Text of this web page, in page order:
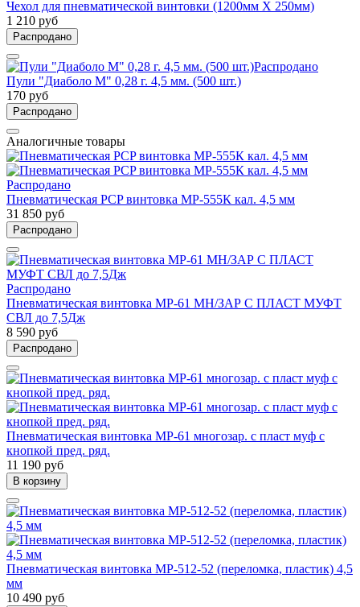
Чехол для пневматической винтовки (1200мм Х 250мм)
1 210 руб
Распродано
Распродано
Пули "Диаболо М" 0,28 г. 4,5 мм. (500 шт.)
170 руб
Распродано
Аналогичные товары
Распродано
Пневматическая PCP винтовка МР-555К кал. 4,5 мм
31 850 руб
Распродано
Распродано
Пневматическая винтовка МР-61 МН/ЗАР С ПЛАСТ МУФТ
СВЛ до 7,5Дж
8 590 руб
Распродано
Пневматическая винтовка МР-61 многозар. с пласт муф с
кнопкой пред. ряд.
11 190 руб
В корзину
Пневматическая винтовка МР-512-52 (переломка, пластик) 4,5
мм
10 490 руб